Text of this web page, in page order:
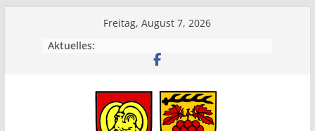
Freitag, August 7, 2026
Aktuelles: